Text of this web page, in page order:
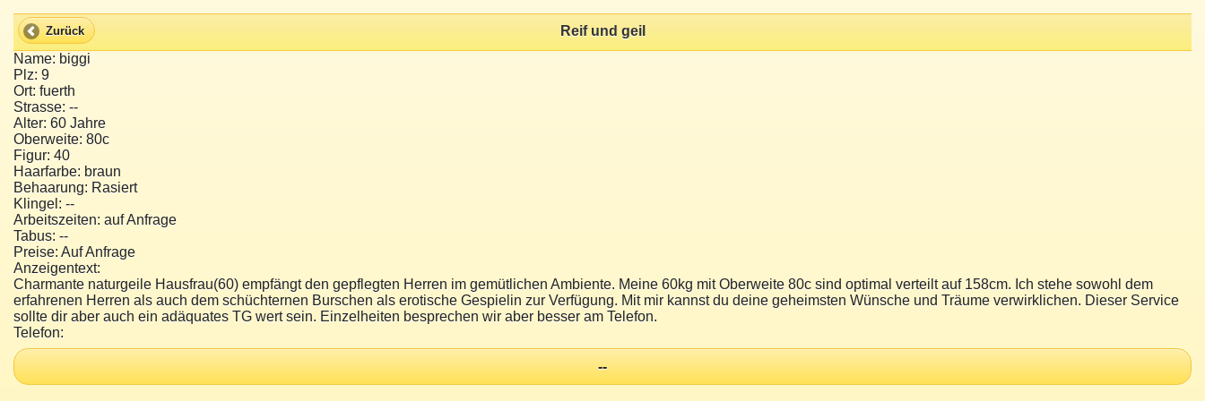
Zurück
Reif und geil
Name: biggi
Plz: 9
Ort: fuerth
Strasse: --
Alter: 60 Jahre
Oberweite: 80c
Figur: 40
Haarfarbe: braun
Behaarung: Rasiert
Klingel: --
Arbeitszeiten: auf Anfrage
Tabus: --
Preise: Auf Anfrage
Anzeigentext:
Charmante naturgeile Hausfrau(60) empfängt den gepflegten Herren im gemütlichen Ambiente. Meine 60kg mit Oberweite 80c sind optimal verteilt auf 158cm. Ich stehe sowohl dem
erfahrenen Herren als auch dem schüchternen Burschen als erotische Gespielin zur Verfügung. Mit mir kannst du deine geheimsten Wünsche und Träume verwirklichen. Dieser Service
sollte dir aber auch ein adäquates TG wert sein. Einzelheiten besprechen wir aber besser am Telefon.
Telefon:
--